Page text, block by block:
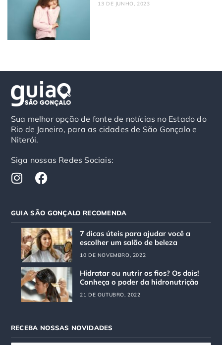
13 DE JUNHO, 2023
Sua melhor opção de fonte de notícias no Estado do
Rio de Janeiro, para as cidades de São Gonçalo e
Niterói.
Siga nossas Redes Sociais:
I
n
t
a
g
a
m
F
a
e
b
o
o
k
GUIA SÃO GONÇALO RECOMENDA
7 dicas úteis para ajudar você a
escolher um salão de beleza
10 DE NOVEMBRO, 2022
Hidratar ou nutrir os fios? Os dois!
Conheça o poder da hidronutrição
21 DE OUTUBRO, 2022
RECEBA NOSSAS NOVIDADES